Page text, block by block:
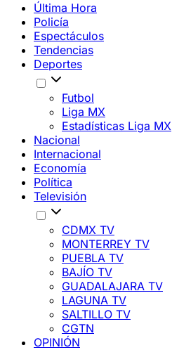
Última Hora
Policía
Espectáculos
Tendencias
Deportes
Futbol
Liga MX
Estadísticas Liga MX
Nacional
Internacional
Economía
Política
Televisión
CDMX TV
MONTERREY TV
PUEBLA TV
BAJÍO TV
GUADALAJARA TV
LAGUNA TV
SALTILLO TV
CGTN
OPINIÓN